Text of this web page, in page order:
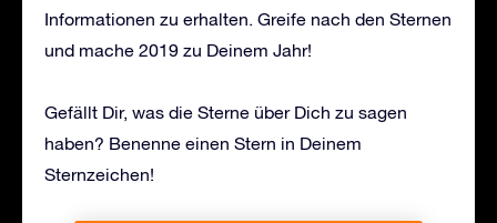
Informationen zu erhalten. Greife nach den Sternen
und mache 2019 zu Deinem Jahr!
Gefällt Dir, was die Sterne über Dich zu sagen
haben? Benenne einen Stern in Deinem
Sternzeichen!